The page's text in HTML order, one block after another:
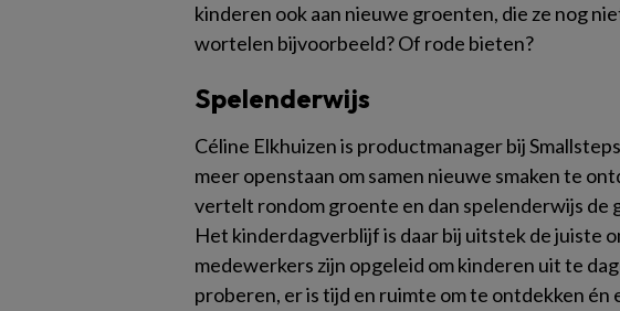
kinderen ook aan nieuwe groenten, die ze nog
wortelen bijvoorbeeld? Of rode bieten?
Spelenderwijs
Céline Elkhuizen is productmanager bij
meer openstaan om samen nieuwe smaken te
vertelt rondom groente en dan spelenderwijs de
Het kinderdagverblijf is daar bij uitstek de juiste
medewerkers zijn opgeleid om kinderen uit te
proberen, er is tijd en ruimte om te ontdekken